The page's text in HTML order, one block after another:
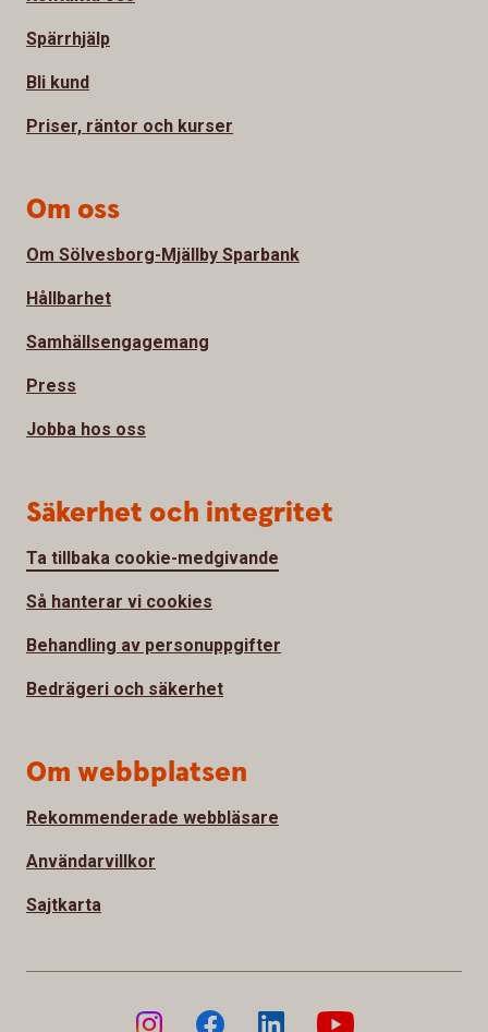
Spärrhjälp
Bli kund
Priser, räntor och kurser
Om oss
Om Sölvesborg-Mjällby Sparbank
Hållbarhet
Samhällsengagemang
Press
Jobba hos oss
Säkerhet och integritet
Ta tillbaka cookie-medgivande
Så hanterar vi cookies
Behandling av personuppgifter
Bedrägeri och säkerhet
Om webbplatsen
Rekommenderade webbläsare
Användarvillkor
Sajtkarta